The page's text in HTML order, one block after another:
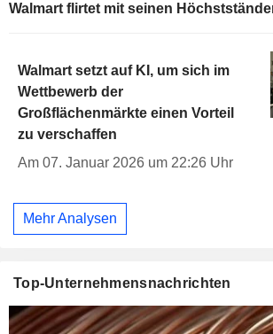
Walmart flirtet mit seinen
Walmart setzt auf KI, um sich im
Wettbewerb der
Großflächenmärkte einen Vorteil
zu verschaffen
Am 07. Januar 2026 um 22:26 Uhr
Mehr Analysen
Top-Unternehmensnachrichten